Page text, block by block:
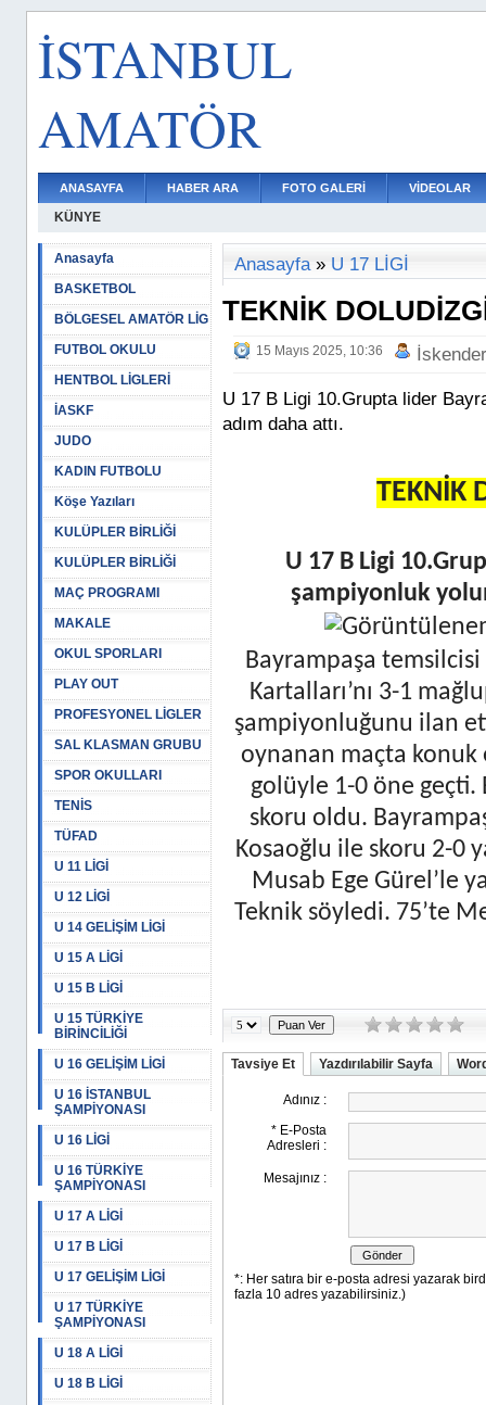
İSTANBUL
AMATÖR
ANASAYFA HABER ARA FOTO GALERİ VİDEOLAR
KÜNYE
Anasayfa
BASKETBOL
BÖLGESEL AMATÖR LİG
FUTBOL OKULU
HENTBOL LİGLERİ
İASKF
JUDO
KADIN FUTBOLU
Köşe Yazıları
KULÜPLER BİRLİĞİ
KULÜPLER BİRLİĞİ
MAÇ PROGRAMI
MAKALE
OKUL SPORLARI
PLAY OUT
PROFESYONEL LİGLER
SAL KLASMAN GRUBU
SPOR OKULLARI
TENİS
TÜFAD
U 11 LİGİ
U 12 LİGİ
U 14 GELİŞİM LİGİ
U 15 A LİGİ
U 15 B LİGİ
U 15 TÜRKİYE
BİRİNCİLİĞİ
U 16 GELİŞİM LİGİ
U 16 İSTANBUL
ŞAMPİYONASI
U 16 LİGİ
U 16 TÜRKİYE
ŞAMPİYONASI
U 17 A LİGİ
U 17 B LİGİ
U 17 GELİŞİM LİGİ
U 17 TÜRKİYE
ŞAMPİYONASI
U 18 A LİGİ
U 18 B LİGİ
Anasayfa» U 17 LİGİ
TEKNİK
15 Mayıs 2025, 10:36
U 17 B Ligi 10.Grupta lider
adım daha attı.
TEKNİK
U 17 B Ligi
şampiyonluk
Bayrampaşa
Kartalları’nı 3-1
şampiyonluğunu ilan
oynanan maçta konuk
golüyle 1-0 öne geçti.
skoru oldu.
Kosaoğlu ile skoru 2-0
Musab Ege Gürel’le
Teknik söyledi. 75’te
Tavsiye Et Yazdırılabilir Sayfa